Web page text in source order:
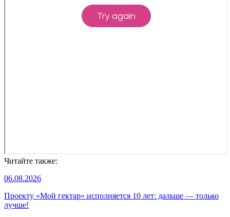
Читайте также:
06.08.2026
Проекту «Мой гектар» исполняется 10 лет: дальше — только
лучше!